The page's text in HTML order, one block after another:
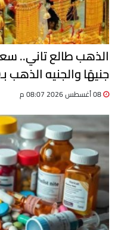
جنيهًا والجنيه الذهب بـ48920